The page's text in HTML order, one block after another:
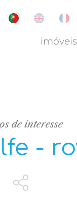
imóveis
de interesse
-